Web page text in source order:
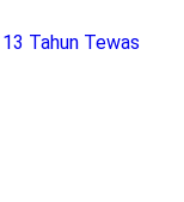
Tahun Tewas